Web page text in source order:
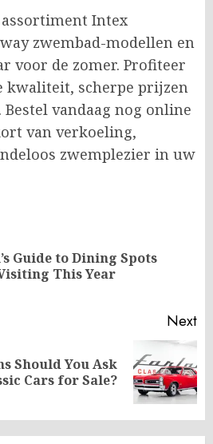
Intex
zwembad-modellen en
voor de zomer. Profiteer
kwaliteit, scherpe prijzen
vandaag nog online
van verkoeling,
zwemplezier in uw
Guide to Dining Spots
This Year
Next
Should You Ask
Cars for Sale?